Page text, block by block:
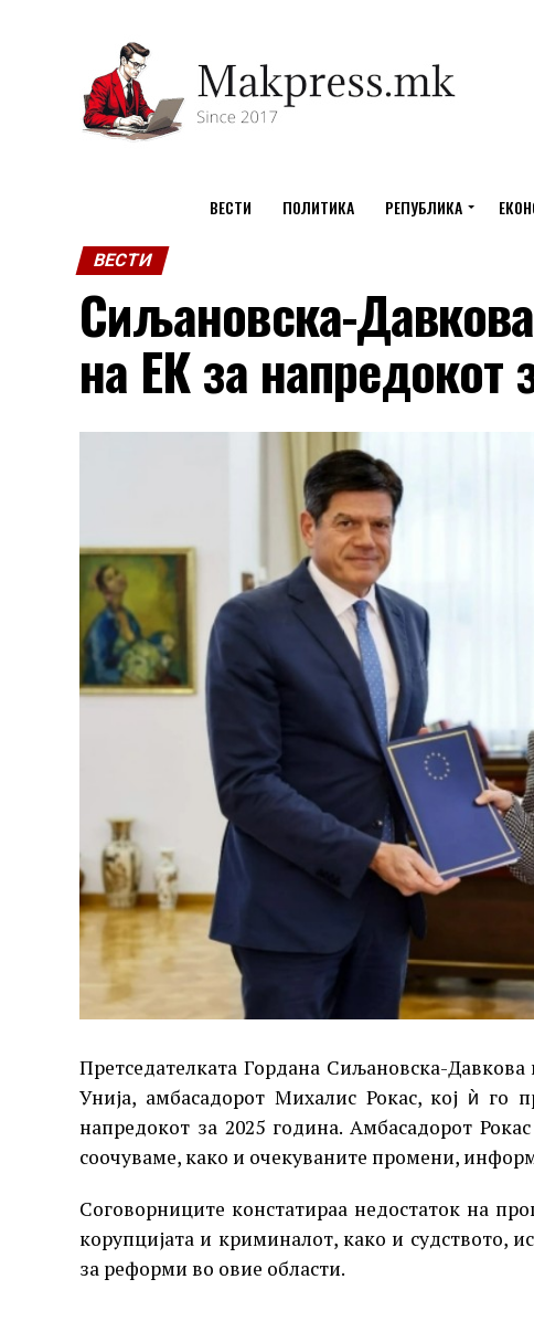
ВЕСТИ ПОЛИТИКА РЕПУБЛИКА
ВЕСТИ
Сиљановска-
на ЕК за напредокот
Претседателката Гордана Сиљановска-
Унија, амбасадорот Михалис Рокас, кој ѝ го
напредокот за 2025 година. Амбасадорот
соочуваме, како и очекуваните промени,
Соговорниците констатираа недостаток на
корупцијата и криминалот, како и судството,
за реформи во овие области.